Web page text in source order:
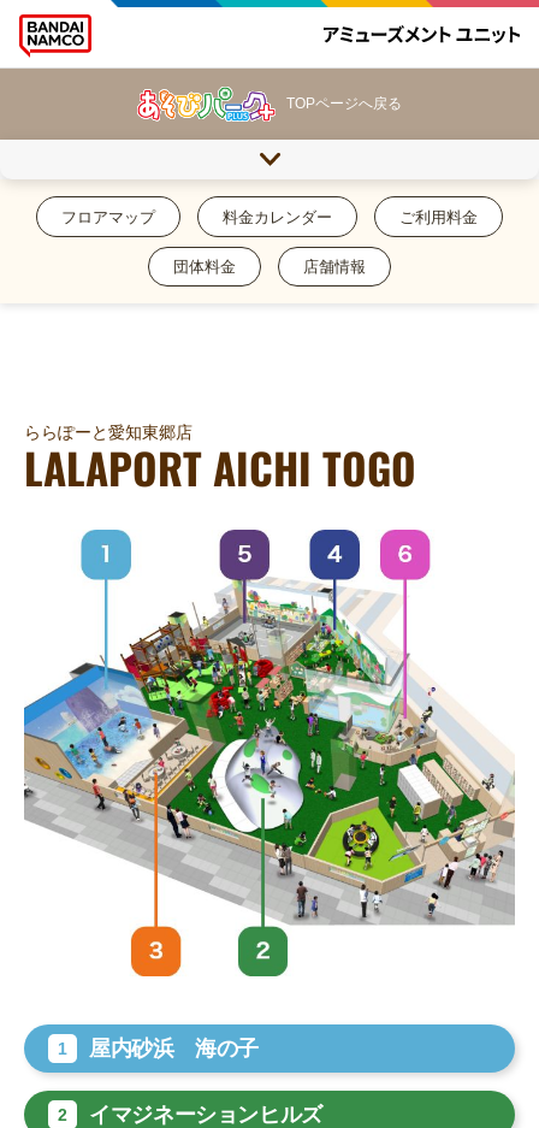
TOPページへ戻る
フロアマップ 料金カレンダー ご利用料金
団体料金 店舗情報
ららぽーと愛知東郷店
LALAPORT AICHI TOGO
1 屋内砂浜 海の子
2 イマジネーションヒルズ